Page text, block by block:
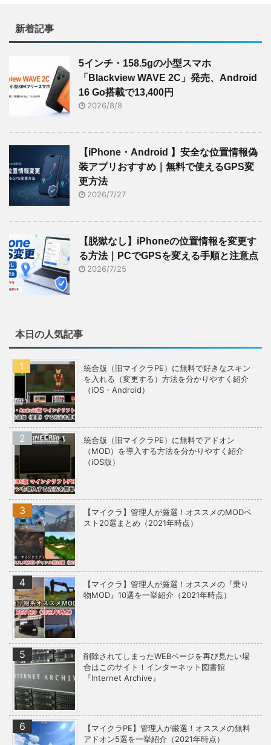
新着記事
5インチ・158.5gの小型スマホ
「Blackview WAVE 2C」発売、Android
16 Go搭載で13,400円
2026/8/8
【iPhone・Android 】安全な位置情報偽
装アプリおすすめ｜無料で使えるGPS変
更方法
2026/7/27
【脱獄なし】iPhoneの位置情報を変更す
る方法｜PCでGPSを変える手順と注意点
2026/7/25
本日の人気記事
統合版（旧マイクラPE）に無料で好きなスキン
を入れる（変更する）方法を分かりやすく紹介
（iOS・Android）
統合版（旧マイクラPE）に無料でアドオン
（MOD）を導入する方法を分かりやすく紹介
（iOS版）
【マイクラ】管理人が厳選！オススメのMODベ
スト20選まとめ（2021年時点）
【マイクラ】管理人が厳選！オススメの『乗り
物MOD』10選を一挙紹介（2021年時点）
削除されてしまったWEBページを再び見たい場
合はこのサイト！インターネット図書館
『Internet Archive』
【マイクラPE】管理人が厳選！オススメの無料
アドオン5選を一挙紹介（2021年時点）